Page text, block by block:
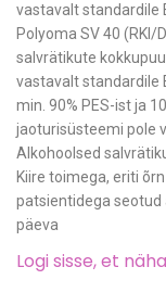
vastavalt standardile
Polyoma SV 40 (RKI/
salvrätikute
vastavalt standardile
min. 90% PES-ist ja
jaoturisüsteemi pole
Alkohoolsed
Kiire toimega, eriti
patsientidega seotud
päeva
Logi sisse, et